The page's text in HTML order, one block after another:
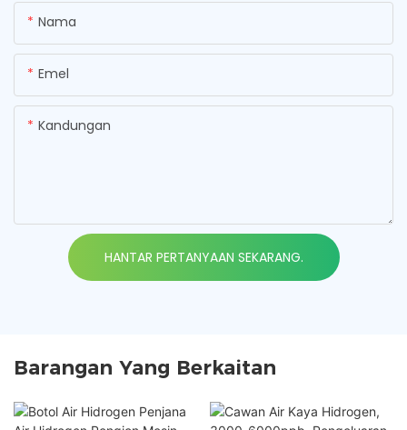
Nama
Emel
Kandungan
HANTAR PERTANYAAN SEKARANG.
Barangan Yang Berkaitan